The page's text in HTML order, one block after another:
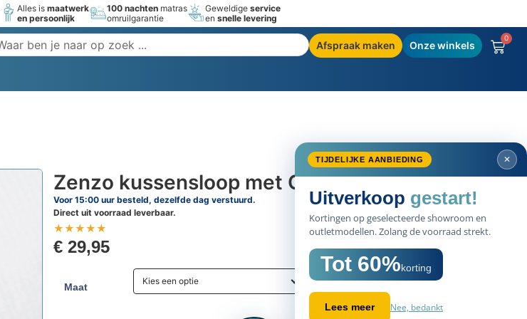
Alles ismaatwerk
en persoonlijk
100 nachten matras
omruilgarantie
Geweldigeservice
ensnelle levering
Afspraak maken Onze winkels
0
TIJDELIJKE AANBIEDING ✕
Uitverkoop gestart!
Kortingen op geselecteerde showroom en
outletmodellen. Zolang de voorraad strekt.
Tot 60%korting
Lees meer Nee, bedankt
Zenzo kussensloop met Outlast®
Voor 15:00 uur besteld, dezelfde dag verstuurd.
Direct uit voorraad leverbaar.
★★★★★
€ 29,95
Maat
Kies een optie